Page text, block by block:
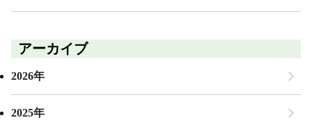
アーカイブ
2026年
2025年